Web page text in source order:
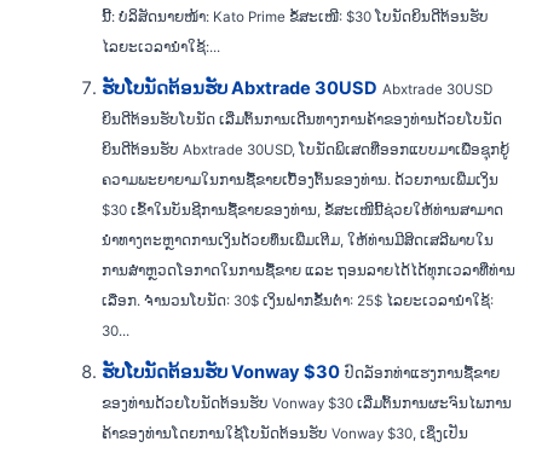
ນີ້: ບໍລິສັດນາຍໜ້າ: Kato Prime ຂໍ້ສະເໜີ: $30 ໂບນັດຍິນດີຕ້ອນຮັບ
ໄລຍະເວລານຳໃຊ້:...
ຮັບໂບນັດຕ້ອນຮັບ Abxtrade 30USD Abxtrade 30USD
ຍິນດີຕ້ອນຮັບໂບນັດ ເລີ່ມຕົ້ນການເດີນທາງການຄ້າຂອງທ່ານດ້ວຍໂບນັດ
ຍິນດີຕ້ອນຮັບ Abxtrade 30USD, ໂບນັດພິເສດທີ່ອອກແບບມາເພື່ອຊຸກຍູ້
ຄວາມພະຍາຍາມໃນການຊື້ຂາຍເບື້ອງຕົ້ນຂອງທ່ານ. ດ້ວຍການເພີ່ມເງິນ
$30 ເຂົ້າໃນບັນຊີການຊື້ຂາຍຂອງທ່ານ, ຂໍ້ສະເໜີນີ້ຊ່ວຍໃຫ້ທ່ານສາມາດ
ນຳທາງຕະຫຼາດການເງິນດ້ວຍທຶນເພີ່ມເຕີມ, ໃຫ້ທ່ານມີສິດເສລີພາບໃນ
ການສຳຫຼວດໂອກາດໃນການຊື້ຂາຍ ແລະ ຖອນລາຍໄດ້ໄດ້ທຸກເວລາທີ່ທ່ານ
ເລືອກ. ຈຳນວນໂບນັດ: 30$ ເງິນຝາກຂັ້ນຕໍ່າ: 25$ ໄລຍະເວລານຳໃຊ້:
30...
ຮັບໂບນັດຕ້ອນຮັບ Vonway $30 ປົດລັອກທ່າແຮງການຊື້ຂາຍ
ຂອງທ່ານດ້ວຍໂບນັດຕ້ອນຮັບ Vonway $30 ເລີ່ມຕົ້ນການຜະຈົນໄພການ
ຄ້າຂອງທ່ານໂດຍການໃຊ້ໂບນັດຕ້ອນຮັບ Vonway $30, ເຊິ່ງເປັນ